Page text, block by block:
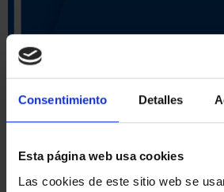
Consentimiento Detalles
Esta página web usa cookies
Las cookies de este sitio web se